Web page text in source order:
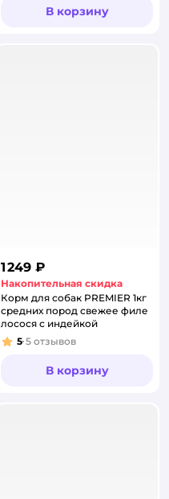
В корзину
1 249 ₽
Накопительная скидка
Корм для собак PREMIER 1кг
средних пород свежее филе
лосося с индейкой
Рейтинг:
5 5 отзывов
В корзину